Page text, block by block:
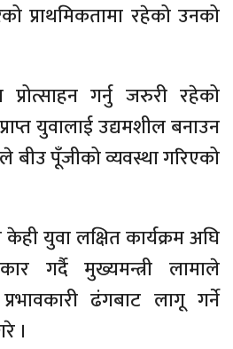
प्राथमिकतामा रहेको उनको
प्रोत्साहन गर्नु जरुरी रहेको
युवालाई उद्यमशील बनाउन
बीउ पूँजीको व्यवस्था गरिएको
युवा लक्षित कार्यक्रम अघि
गर्दै मुख्यमन्त्री लामाले
ढंगबाट लागू गर्ने
।